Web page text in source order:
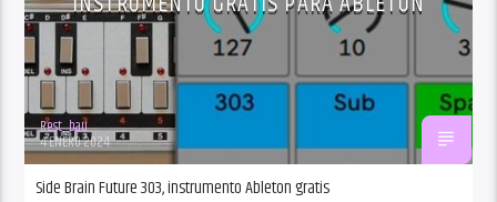
Rest_bau
4 ENERO 2024
Side Brain Future 303, instrumento Ableton gratis